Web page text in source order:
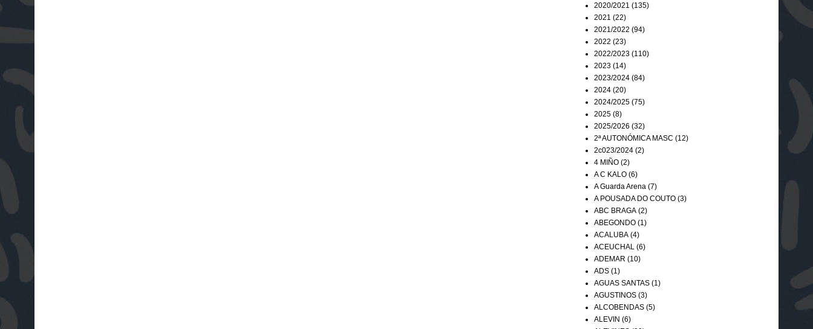
2020/2021 (135)
2021 (22)
2021/2022 (94)
2022 (23)
2022/2023 (110)
2023 (14)
2023/2024 (84)
2024 (20)
2024/2025 (75)
2025 (8)
2025/2026 (32)
2ª AUTONÓMICA MASC (12)
2c023/2024 (2)
4 MIÑO (2)
A C KALO (6)
A Guarda Arena (7)
A POUSADA DO COUTO (3)
ABC BRAGA (2)
ABEGONDO (1)
ACALUBA (4)
ACEUCHAL (6)
ADEMAR (10)
ADS (1)
AGUAS SANTAS (1)
AGUSTINOS (3)
ALCOBENDAS (5)
ALEVIN (6)